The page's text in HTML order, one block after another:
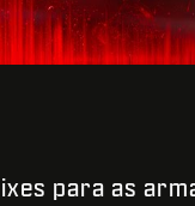
para as